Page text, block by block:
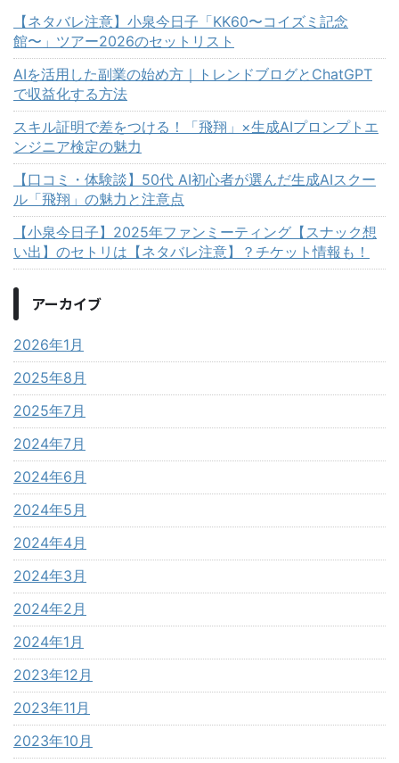
【ネタバレ注意】小泉今日子「KK60〜コイズミ記念
館〜」ツアー2026のセットリスト
AIを活用した副業の始め方｜トレンドブログとChatGPT
で収益化する方法
スキル証明で差をつける！「飛翔」×生成AIプロンプトエ
ンジニア検定の魅力
【口コミ・体験談】50代 AI初心者が選んだ生成AIスクー
ル「飛翔」の魅力と注意点
【小泉今日子】2025年ファンミーティング【スナック想
い出】のセトリは【ネタバレ注意】？チケット情報も！
アーカイブ
2026年1月
2025年8月
2025年7月
2024年7月
2024年6月
2024年5月
2024年4月
2024年3月
2024年2月
2024年1月
2023年12月
2023年11月
2023年10月